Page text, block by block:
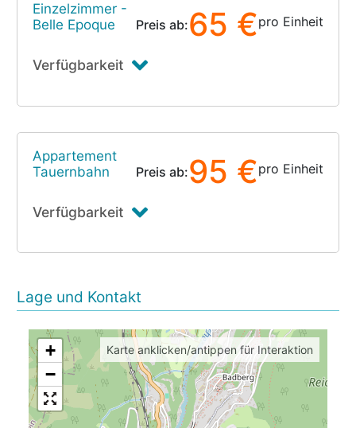
Einzelzimmer -
Belle Epoque
Preis ab:65 €pro Einheit
Verfügbarkeit
Appartement
Tauernbahn
Preis ab:95 €pro Einheit
Verfügbarkeit
Lage und Kontakt
+
−
Karte anklicken/antippen für Interaktion